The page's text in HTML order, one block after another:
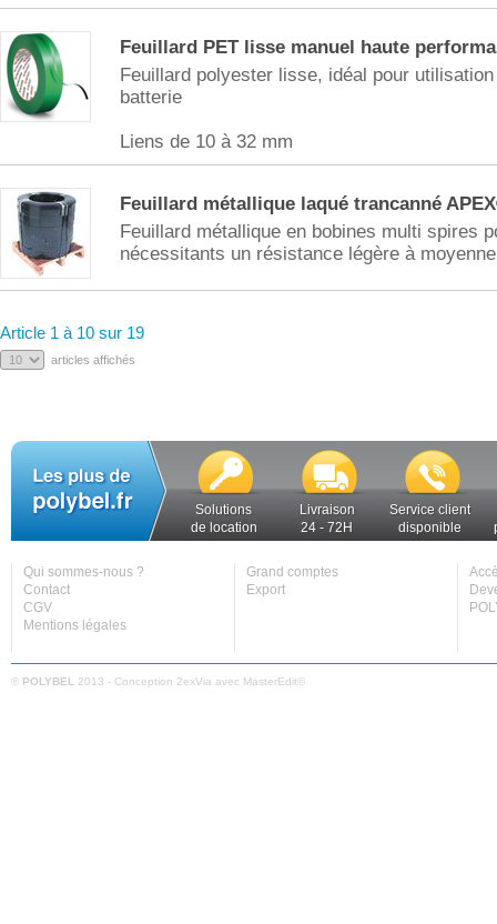
Feuillard PET lisse manuel haute
Feuillard polyester lisse, idéal pour
batterie
Liens de 10 à 32 mm
Feuillard métallique laqué trancanné
Feuillard métallique en bobines multi spires
nécessitants un résistance légère à
Article 1 à 10 sur 19
articles affichés
Solutions
de location
Livraison
24 - 72H
Service client
disponible
Qui sommes-nous ?
Contact
CGV
Mentions légales
Grand comptes
Export
© POLYBEL 2013 - Conception 2exVia avec MasterEdit©